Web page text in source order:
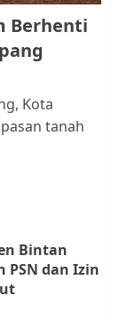
di
Kota
Berhenti
Kota
tanah
Bintan
PSN dan Izin